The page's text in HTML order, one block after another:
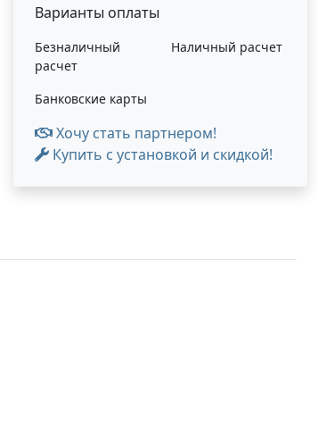
Варианты оплаты
Безналичный
расчет
Наличный расчет
Банковские карты
Хочу стать партнером!
Купить с установкой и скидкой!